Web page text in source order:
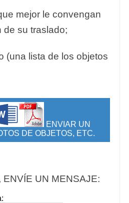
mejor le convengan
de su traslado;
(una lista de los objetos
ENVIAR UN
DE OBJETOS, ETC.
ENVÍE UN MENSAJE: